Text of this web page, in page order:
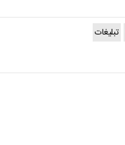
تبلیغات